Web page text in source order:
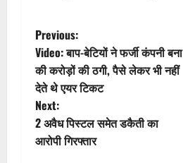
P
o
s
t
Previous:
Video: बाप-बेटियों ने फर्जी कंपनी बना
की करोड़ों की ठगी, पैसे लेकर भी नहीं
देते थे एयर टिकट
Next:
2 अवैध पिस्टल समेत डकैती का
आरोपी गिरफ्तार